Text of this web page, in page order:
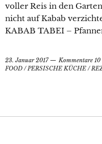
voller Reis in den
nicht auf Kabab
KABAB TABEI –
23. Januar 2017
Kommentare 10
FOOD /PERSISCHE KÜCHE /